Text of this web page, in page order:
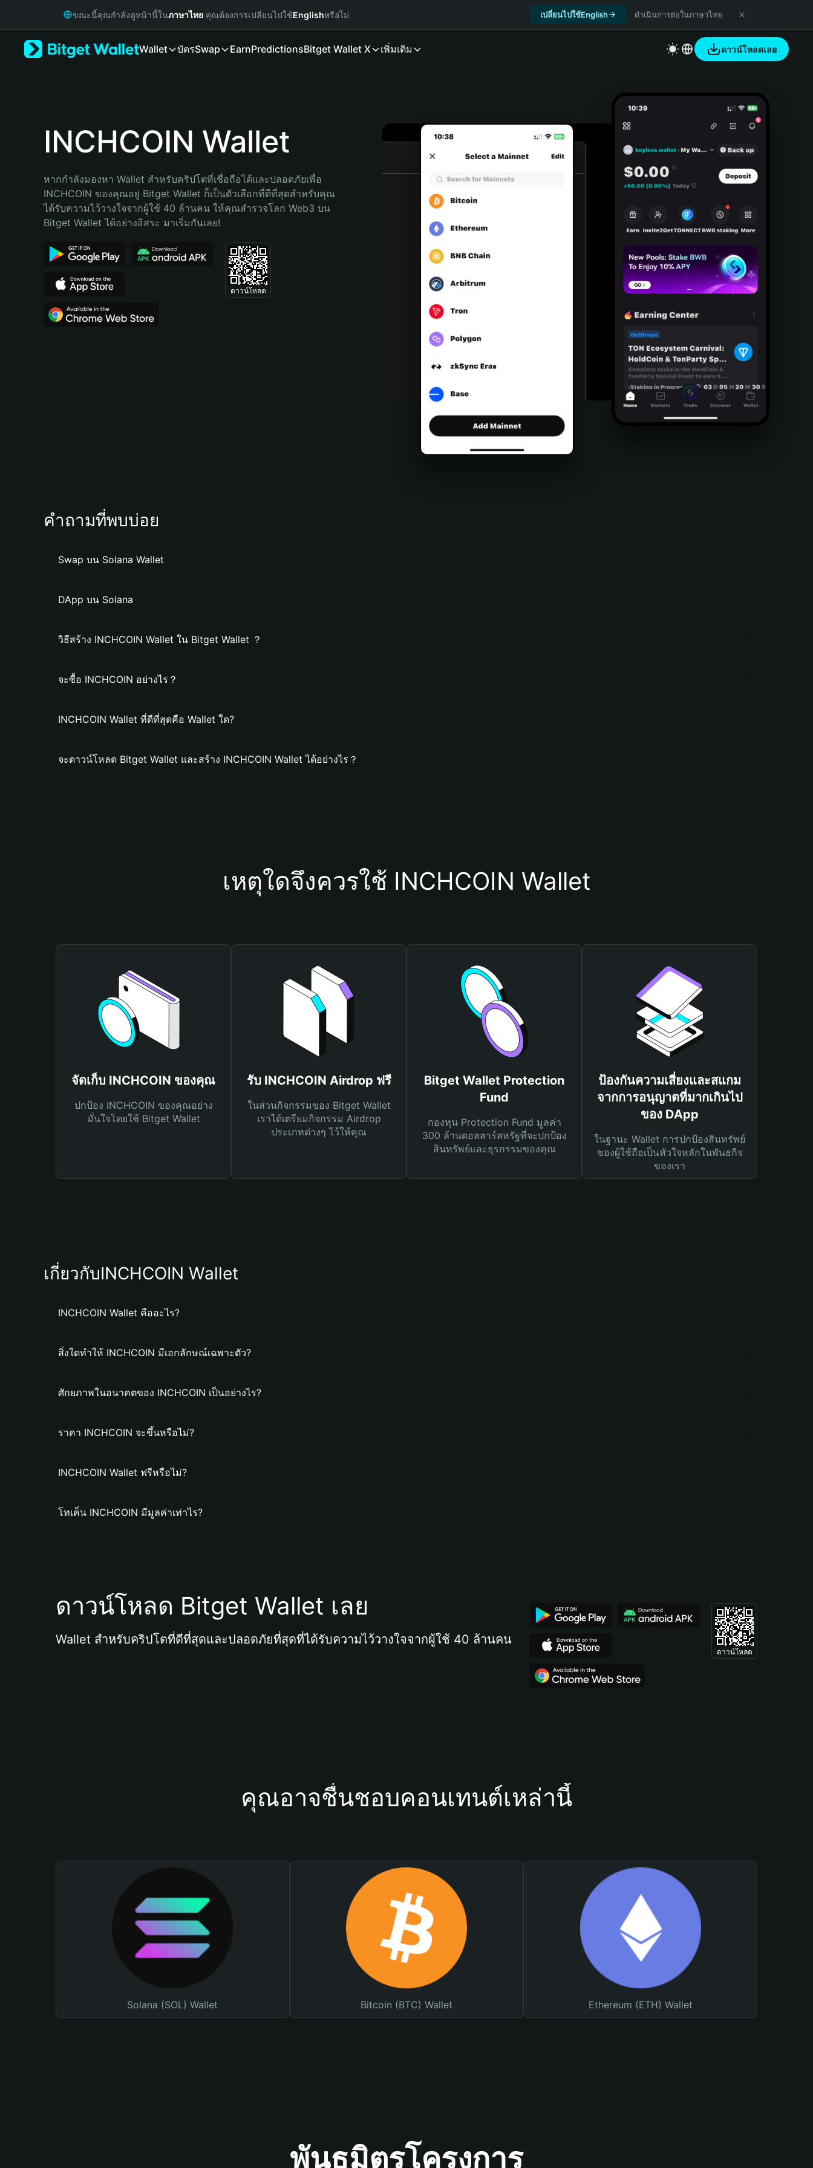
Русский
Bahasa Indonesia
Português (Brasil)
ขณะนี้คุณกำลังดูหน้านี้ในภาษาไทย คุณต้องการเปลี่ยนไปใช้Englishหรือไม่ เปลี่ยนไปใช้English ดำเนินการต่อในภาษาไทย
Wallet บัตรSwap EarnPredictionsBitget Wallet X เพิ่มเติม ดาวน์โหลดเลย
INCHCOIN Wallet
หากกำลังมองหา Wallet สำหรับคริปโตที่เชื่อถือได้และปลอดภัยเพื่อ
INCHCOIN ของคุณอยู่ Bitget Wallet ก็เป็นตัวเลือกที่ดีที่สุดสำหรับคุณ
ได้รับความไว้วางใจจากผู้ใช้ 40 ล้านคน ให้คุณสำรวจโลก Web3 บน
Bitget Wallet ได้อย่างอิสระ มาเริ่มกันเลย!
ดาวน์โหลด
คำถามที่พบบ่อย
Swap บน Solana Wallet
DApp บน Solana
วิธีสร้าง INCHCOIN Wallet ใน Bitget Wallet ？
จะซื้อ INCHCOIN อย่างไร？
INCHCOIN Wallet ที่ดีที่สุดคือ Wallet ใด?
จะดาวน์โหลด Bitget Wallet และสร้าง INCHCOIN Wallet ได้อย่างไร？
เหตุใดจึงควรใช้ INCHCOIN Wallet
จัดเก็บ INCHCOIN ของคุณ
ปกป้อง INCHCOIN ของคุณอย่าง
มั่นใจโดยใช้ Bitget Wallet
รับ INCHCOIN Airdrop ฟรี
ในส่วนกิจกรรมของ Bitget Wallet
เราได้เตรียมกิจกรรม Airdrop
ประเภทต่างๆ ไว้ให้คุณ
Bitget Wallet Protection
Fund
กองทุน Protection Fund มูลค่า
300 ล้านดอลลาร์สหรัฐที่จะปกป้อง
สินทรัพย์และธุรกรรมของคุณ
ป้องกันความเสี่ยงและสแกม
จากการอนุญาตที่มากเกินไป
ของ DApp
ในฐานะ Wallet การปกป้องสินทรัพย์
ของผู้ใช้ถือเป็นหัวใจหลักในพันธกิจ
ของเรา
เกี่ยวกับINCHCOIN Wallet
INCHCOIN Wallet คืออะไร?
สิ่งใดทำให้ INCHCOIN มีเอกลักษณ์เฉพาะตัว?
ศักยภาพในอนาคตของ INCHCOIN เป็นอย่างไร?
ราคา INCHCOIN จะขึ้นหรือไม่?
INCHCOIN Wallet ฟรีหรือไม่?
โทเค็น INCHCOIN มีมูลค่าเท่าไร?
ดาวน์โหลด Bitget Wallet เลย
Wallet สำหรับคริปโตที่ดีที่สุดและปลอดภัยที่สุดที่ได้รับความไว้วางใจจากผู้ใช้ 40 ล้านคน
ดาวน์โหลด
คุณอาจชื่นชอบคอนเทนต์เหล่านี้
Solana (SOL) Wallet Bitcoin (BTC) Wallet Ethereum (ETH) Wallet
พันธมิตรโครงการ